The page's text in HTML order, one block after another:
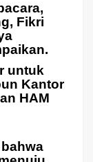
Fikri
untuk
Kantor
HAM